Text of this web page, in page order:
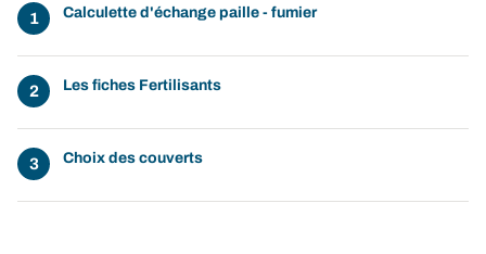
Calculette d'échange paille - fumier
Les fiches Fertilisants
Choix des couverts